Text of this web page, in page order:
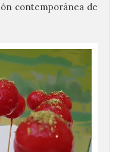
contemporánea de